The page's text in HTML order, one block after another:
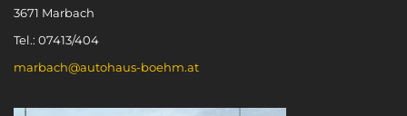
3671 Marbach
Tel.: 07413/404
marbach@autohaus-boehm.at